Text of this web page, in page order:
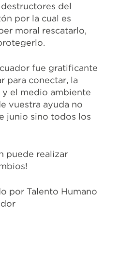
del
por la cual es
moral rescatarlo,
fue gratificante
para conectar, la
el medio ambiente
vuestra ayuda no
junio sino todos los
puede realizar
por Talento Humano